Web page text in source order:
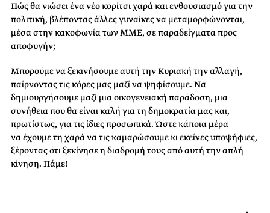
Πώς θα νιώσει ένα νέο κορίτσι χαρά και ενθουσιασμό για την
πολιτική, βλέποντας άλλες γυναίκες να μεταμορφώνονται,
μέσα στην κακοφωνία των ΜΜΕ, σε παραδείγματα προς
αποφυγήν;
Μπορούμε να ξεκινήσουμε αυτή την Κυριακή την αλλαγή,
παίρνοντας τις κόρες μας μαζί να ψηφίσουμε. Να
δημιουργήσουμε μαζί μια οικογενειακή παράδοση, μια
συνήθεια που θα είναι καλή για τη δημοκρατία μας και,
πρωτίστως, για τις ίδιες προσωπικά. Ώστε κάποια μέρα
να έχουμε τη χαρά να τις καμαρώσουμε κι εκείνες υποψήφιες,
ξέροντας ότι ξεκίνησε η διαδρομή τους από αυτή την απλή
κίνηση. Πάμε!